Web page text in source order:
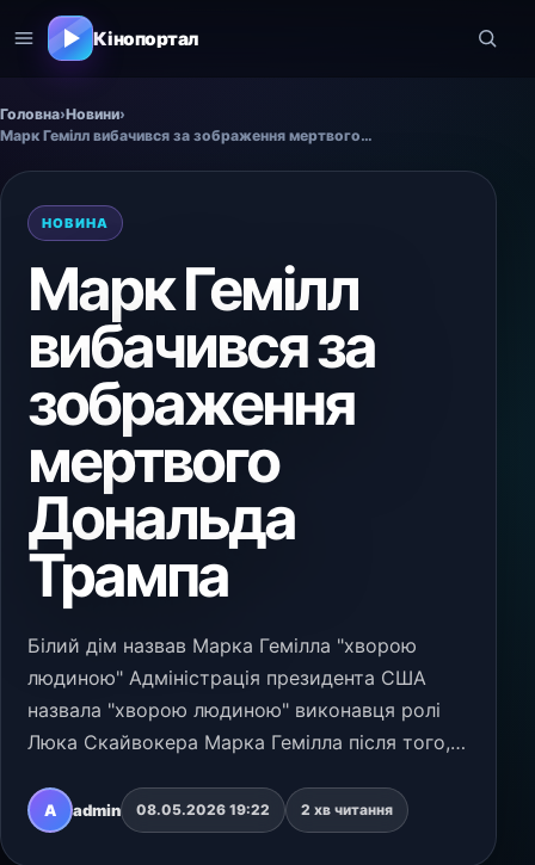
Кінопортал
Головна›Новини›
Марк Гемілл вибачився за зображення мертвого Дональда Трампа
НОВИНА
Марк Гемілл
вибачився за
зображення
мертвого
Дональда
Трампа
Білий дім назвав Марка Гемілла "хворою
людиною" Адміністрація президента США
назвала "хворою людиною" виконавця ролі
Люка Скайвокера Марка Гемілла після того,
опублікував у соцмережі згенероване
нейромережею зображення з…
A admin 08.05.2026 19:22 2 хв читання